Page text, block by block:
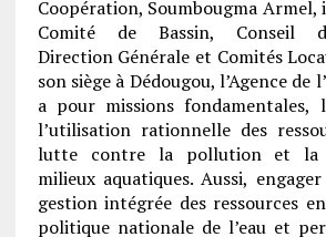
Coopération, Soumbougma Armel,
Comité de Bassin, Conseil
Direction Générale et Comités
son siège à Dédougou, l’Agence de
a pour missions
l’utilisation rationnelle des
lutte contre la pollution et la
milieux aquatiques. Aussi,
gestion intégrée des ressources
politique nationale de l’eau et